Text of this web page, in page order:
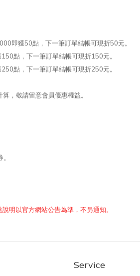
即獲50點，下一筆訂單結帳可現折50元。
點， 下一筆訂單結帳可現折150元。
點， 下一筆訂單結帳可現折250元。
，敬請留意會員優惠權益。
。
明以官方網站公告為準，不另通知。
Service